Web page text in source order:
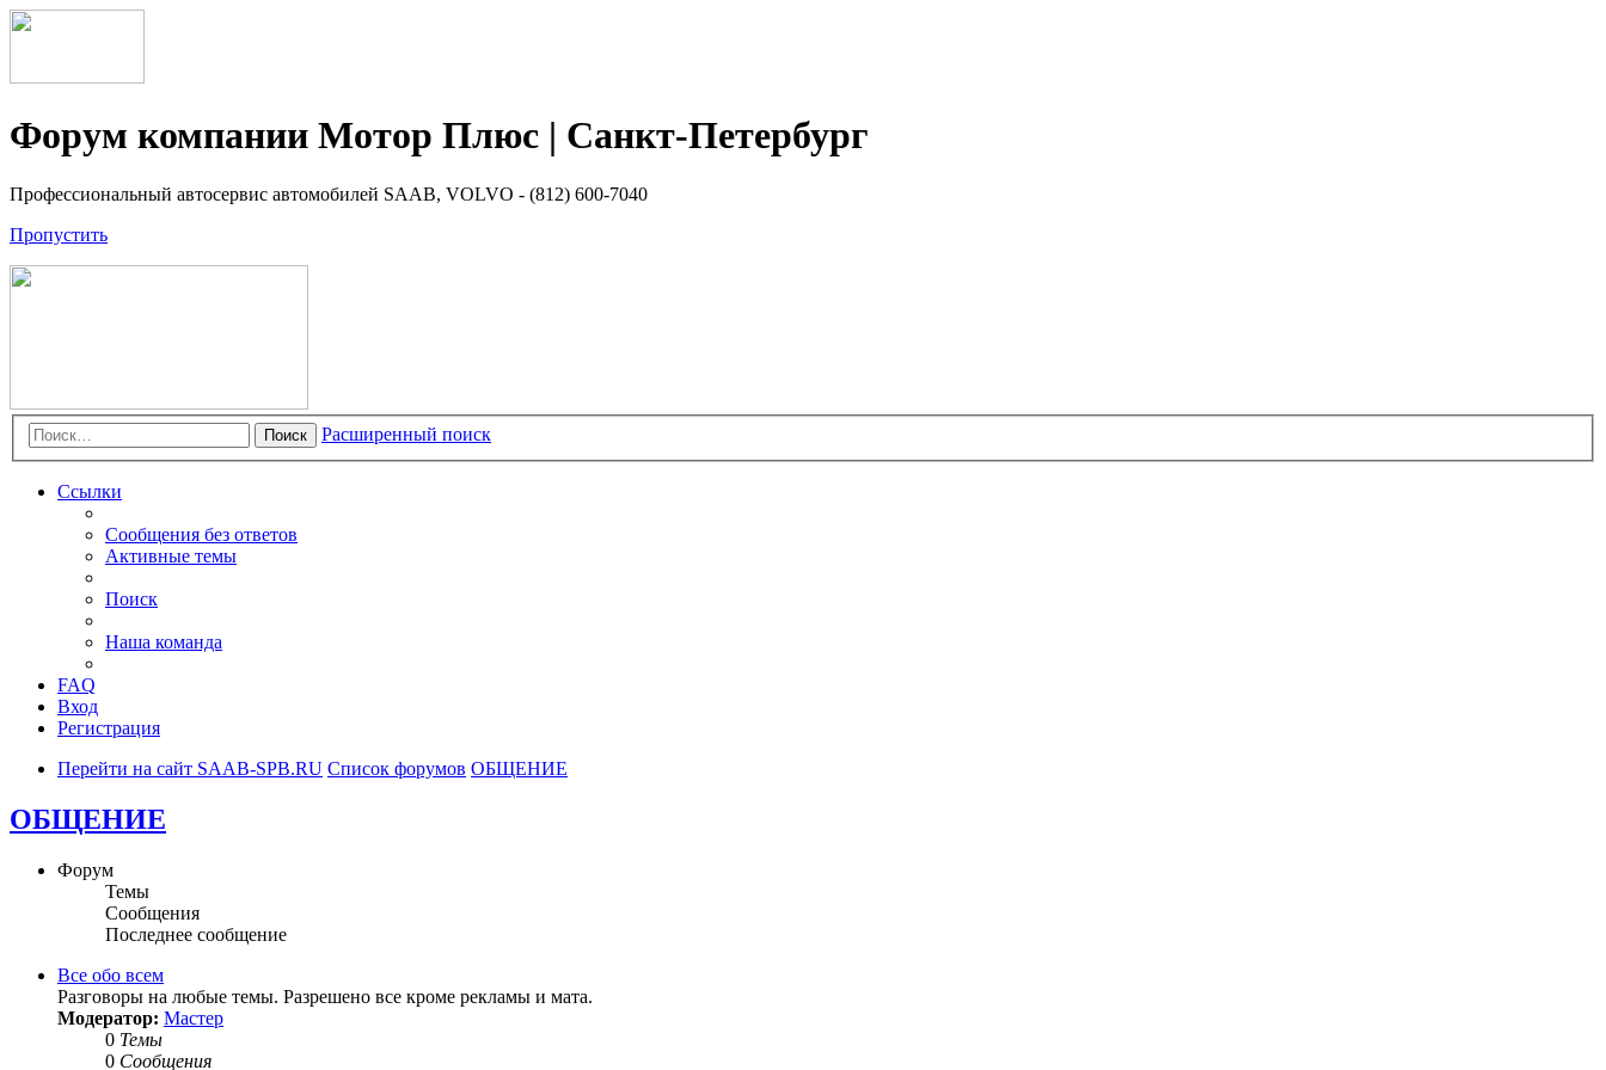
Форум компании Мотор Плюс | Санкт-Петербург
Профессиональный автосервис автомобилей SAAB, VOLVO - (812) 600-7040
Пропустить
Поиск Расширенный поиск
Ссылки
Сообщения без ответов
Активные темы
Поиск
Наша команда
FAQ
Вход
Регистрация
Перейти на сайт SAAB-SPB.RU Список форумов ОБЩЕНИЕ
ОБЩЕНИЕ
Форум
Темы
Сообщения
Последнее сообщение
Все обо всем
Разговоры на любые темы. Разрешено все кроме рекламы и мата.
Модератор: Мастер
0 Темы
0 Сообщения